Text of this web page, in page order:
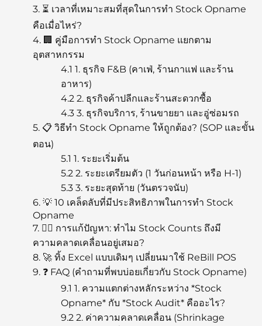
3. ⏳ เวลาที่เหมาะสมที่สุดในการทำ Stock Opname
คือเมื่อไหร่?
4. 🏢 คู่มือการทำ Stock Opname แยกตาม
อุตสาหกรรม
4.1 1. ธุรกิจ F&B (คาเฟ่, ร้านกาแฟ และร้าน
อาหาร)
4.2 2. ธุรกิจค้าปลีกและร้านสะดวกซื้อ
4.3 3. ธุรกิจบริการ, ร้านขายยา และอู่ซ่อมรถ
5. 📋 วิธีทำ Stock Opname ให้ถูกต้อง? (SOP และขั้น
ตอน)
5.1 1. ระยะเริ่มต้น
5.2 2. ระยะเตรียมตัว (1 วันก่อนหน้า หรือ H-1)
5.3 3. ระยะสุดท้าย (วันตรวจนับ)
6. 💡 10 เคล็ดลับที่มีประสิทธิภาพในการทำ Stock
Opname
7. 🕵️‍♂️ การแก้ปัญหา: ทำไม Stock Counts ถึงมี
ความคลาดเคลื่อนอยู่เสมอ?
8. 🚀 ทิ้ง Excel แบบเดิมๆ เปลี่ยนมาใช้ ReBill POS
9. ❓ FAQ (คำถามที่พบบ่อยเกี่ยวกับ Stock Opname)
9.1 1. ความแตกต่างหลักระหว่าง *Stock
Opname* กับ *Stock Audit* คืออะไร?
9.2 2. ค่าความคลาดเคลื่อน (Shrinkage